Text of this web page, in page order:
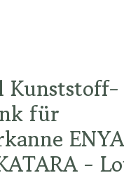
Kunststoff-
für
-